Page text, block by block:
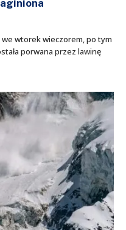
we wtorek wieczorem, po tym
porwana przez lawinę